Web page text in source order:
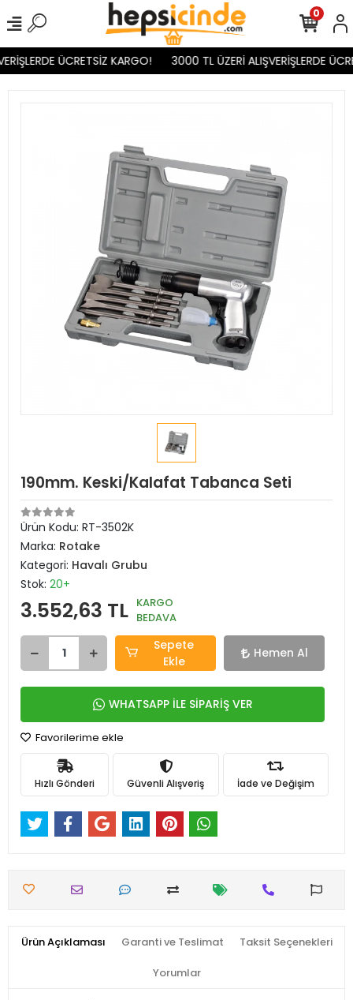
ÜCRETSİZ KARGO! 3000 TL ÜZERİ ALIŞVERİŞLERDE
0
190mm. Keski/Kalafat Tabanca Seti
Ürün Kodu: RT-3502K
Marka: Rotake
Kategori: Havalı Grubu
Stok: 20+
3.552,63 TL KARGO
BEDAVA
Sepete
Ekle
Hemen Al
WHATSAPP İLE SİPARİŞ VER
Favorilerime ekle
Hızlı Gönderi Güvenli Alışveriş İade ve Değişim
Ürün Açıklaması Garanti ve Teslimat Taksit Seçenekleri
Yorumlar